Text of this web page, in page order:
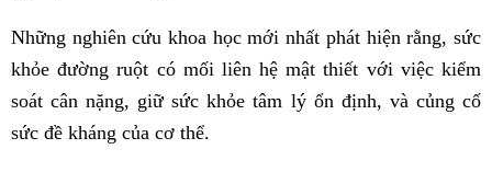
Những nghiên cứu khoa học mới nhất phát hiện rằng, sức
khỏe đường ruột có mối liên hệ mật thiết với việc kiểm
soát cân nặng, giữ sức khỏe tâm lý ổn định, và củng cố
sức đề kháng của cơ thể.